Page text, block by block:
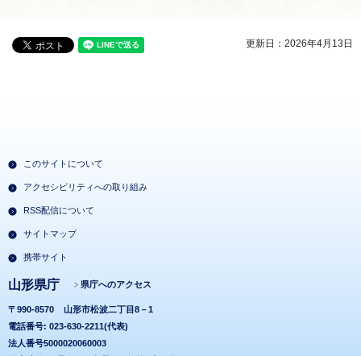
更新日：2026年4月13日
このサイトについて
アクセシビリティへの取り組み
RSS配信について
サイトマップ
携帯サイト
山形県庁 県庁へのアクセス
〒990-8570
山形市松波二丁目8－1
電話番号: 023-630-2211(代表)
法人番号5000020060003